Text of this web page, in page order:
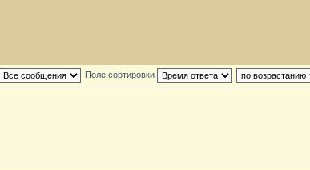
Поле сортировки